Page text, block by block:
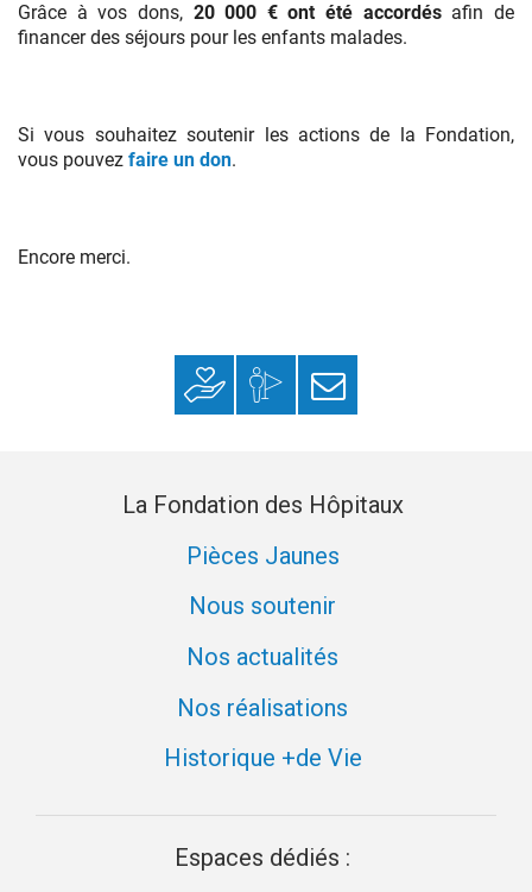
Grâce à vos dons, 20 000 € ont été accordésafin de
financer des séjours pour les enfants malades.
Si vous souhaitez soutenir les actions de la Fondation,
vous pouvez faire un don.
Encore merci.
Faire un donMon espace
donateur
S’inscrire à la
newsletter
La Fondation des Hôpitaux
Pièces Jaunes
Nous soutenir
Nos actualités
Nos réalisations
Historique +de Vie
Espaces dédiés :